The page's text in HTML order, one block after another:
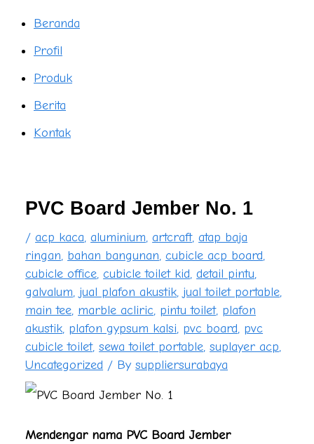
Beranda
Profil
Produk
Berita
Kontak
PVC Board Jember No. 1
/acp kaca,aluminium,artcraft,atap baja
ringan, bahan bangunan,cubicle acp board,
cubicle office,cubicle toilet kid,detail pintu,
galvalum, jual plafon akustik, jual toilet portable,
main tee, marble acliric, pintu toilet, plafon
akustik, plafon gypsum kalsi, pvc board, pvc
cubicle toilet,sewa toilet portable,suplayer acp,
Uncategorized / Bysuppliersurabaya
Mendengar nama PVC Board Jember